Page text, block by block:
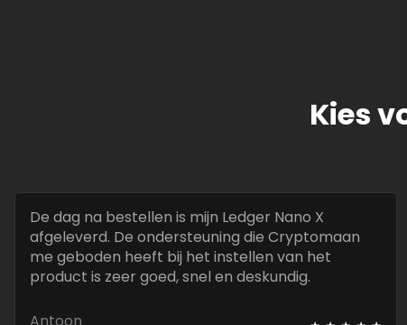
Kies
De dag na bestellen is mijn Ledger Nano X
afgeleverd. De ondersteuning die Cryptomaan
me geboden heeft bij het instellen van het
product is zeer goed, snel en deskundig.
Antoon